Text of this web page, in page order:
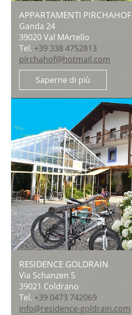
APPARTAMENTI PIRCHAHOF
Ganda 24
39020Val MArtello
Tel.+39 338 4752813
pirchahof@hotmail.com
Saperne di più
RESIDENCE GOLDRAIN
Via Schanzen 5
39021 Coldrano
Tel.+39 0473 742069
info@residence-goldrain.com